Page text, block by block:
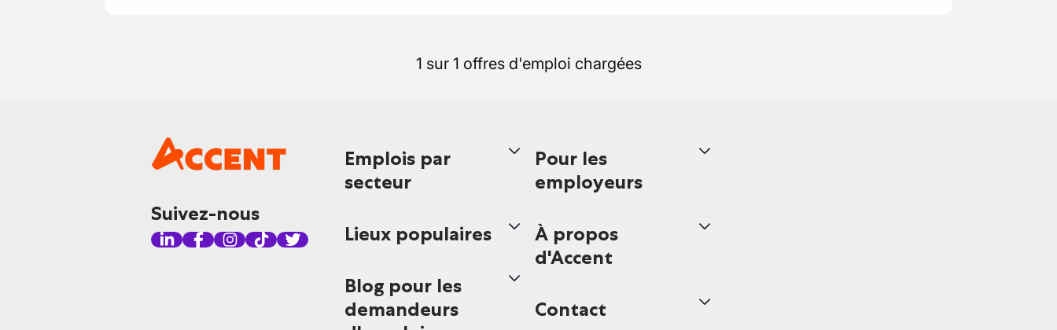
1 sur 1 offres d'emploi chargées
Suivez-nous
Emplois par
secteur
Lieux populaires
Blog pour les
demandeurs
Pour les
employeurs
À propos
d'Accent
Contact